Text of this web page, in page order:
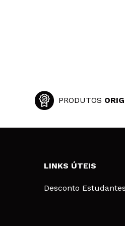
PRODUTOS
LINKS ÚTEIS
Desconto